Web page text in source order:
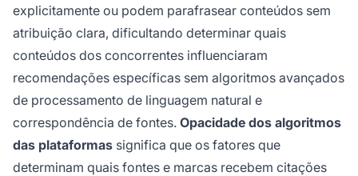
explicitamente ou podem parafrasear conteúdos sem
atribuição clara, dificultando determinar quais
conteúdos dos concorrentes influenciaram
recomendações específicas sem algoritmos avançados
de processamento de linguagem natural e
correspondência de fontes. Opacidade dos algoritmos
das plataformas significa que os fatores que
determinam quais fontes e marcas recebem citações